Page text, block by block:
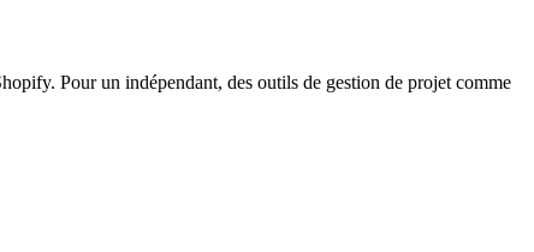
Pour un indépendant, des outils de gestion de projet comme